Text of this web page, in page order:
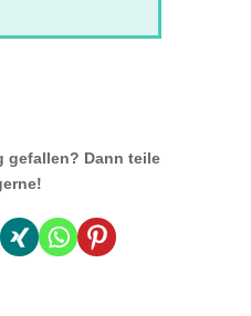
gefallen? Dann teile